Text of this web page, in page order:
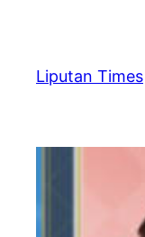
content
Liputan Times